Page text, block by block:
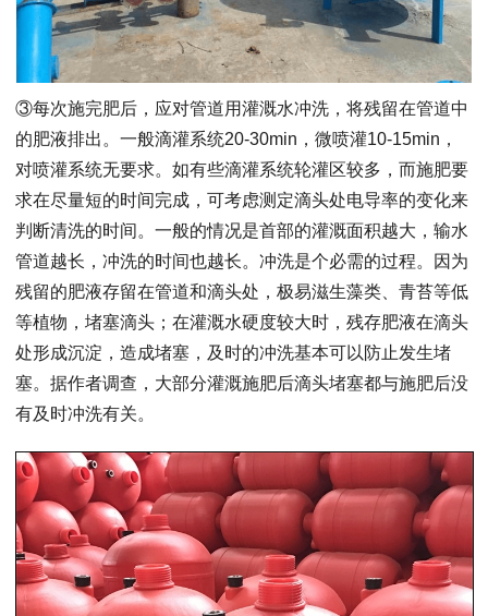
③每次施完肥后，应对管道用灌溉水冲洗，将残留在管道中
的肥液排出。一般滴灌系统20-30min，微喷灌10-15min，
对喷灌系统无要求。如有些滴灌系统轮灌区较多，而施肥要
求在尽量短的时间完成，可考虑测定滴头处电导率的变化来
判断清洗的时间。一般的情况是首部的灌溉面积越大，输水
管道越长，冲洗的时间也越长。冲洗是个必需的过程。因为
残留的肥液存留在管道和滴头处，极易滋生藻类、青苔等低
等植物，堵塞滴头；在灌溉水硬度较大时，残存肥液在滴头
处形成沉淀，造成堵塞，及时的冲洗基本可以防止发生堵
塞。据作者调查，大部分灌溉施肥后滴头堵塞都与施肥后没
有及时冲洗有关。